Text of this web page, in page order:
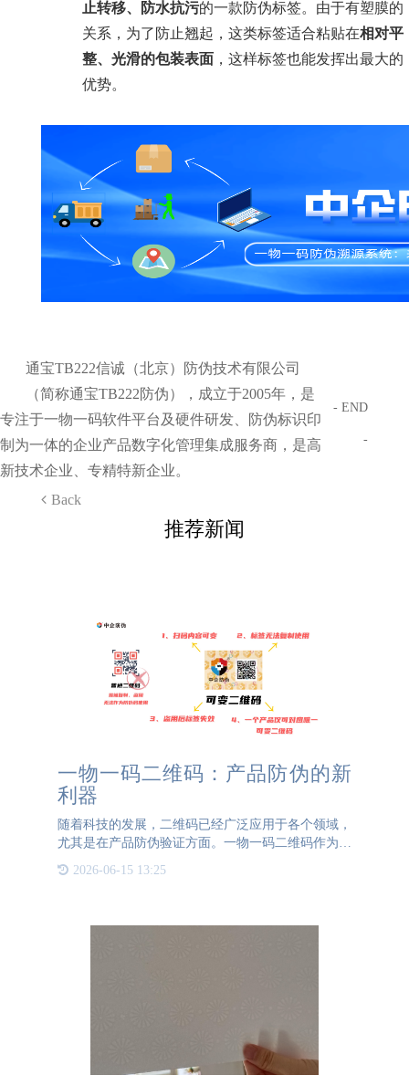
止转移、防水抗污的一款防伪标签。由于有塑膜的
关系，为了防止翘起，这类标签适合粘贴在相对平
整、光滑的包装表面，这样标签也能发挥出最大的
优势。
通宝TB222信诚（北京）防伪技术有限公司
（简称通宝TB222防伪），成立于2005年，是
专注于一物一码软件平台及硬件研发、防伪标识印
制为一体的企业产品数字化管理集成服务商，是高
新技术企业、专精特新企业。
Back
- END
-
推荐新闻
一物一码二维码：产品防伪的新
利器
随着科技的发展，二维码已经广泛应用于各个领域，
尤其是在产品防伪验证方面。一物一码二维码作为一
要工具。与传统的固定二维码不同，一物一码二维码
2026-06-15 13:25